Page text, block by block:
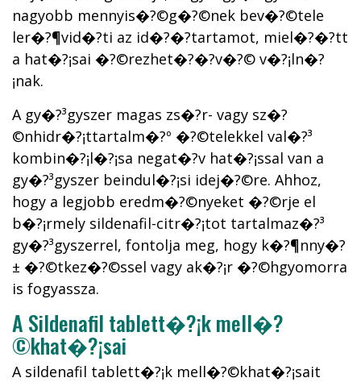
nagyobb mennyis�?©g�?©nek bev�?©tele
ler�?¶vid�?­ti az id�?�?tartamot, miel�?�?tt
a hat�?¡sai �?©rezhet�?�?v�?© v�?¡ln�?
¡nak.
A gy�?³gyszer magas zs�?­r- vagy sz�?
©nhidr�?¡ttartalm�?º �?©telekkel val�?³
kombin�?¡l�?¡sa negat�?­v hat�?¡ssal van a
gy�?³gyszer beindul�?¡si idej�?©re. Ahhoz,
hogy a legjobb eredm�?©nyeket �?©rje el
b�?¡rmely sildenafil-citr�?¡tot tartalmaz�?³
gy�?³gyszerrel, fontolja meg, hogy k�?¶nny�?
± �?©tkez�?©ssel vagy ak�?¡r �?©hgyomorra
is fogyassza.
A Sildenafil tablett�?¡k mell�?
©khat�?¡sai
A sildenafil tablett�?¡k mell�?©khat�?¡sait